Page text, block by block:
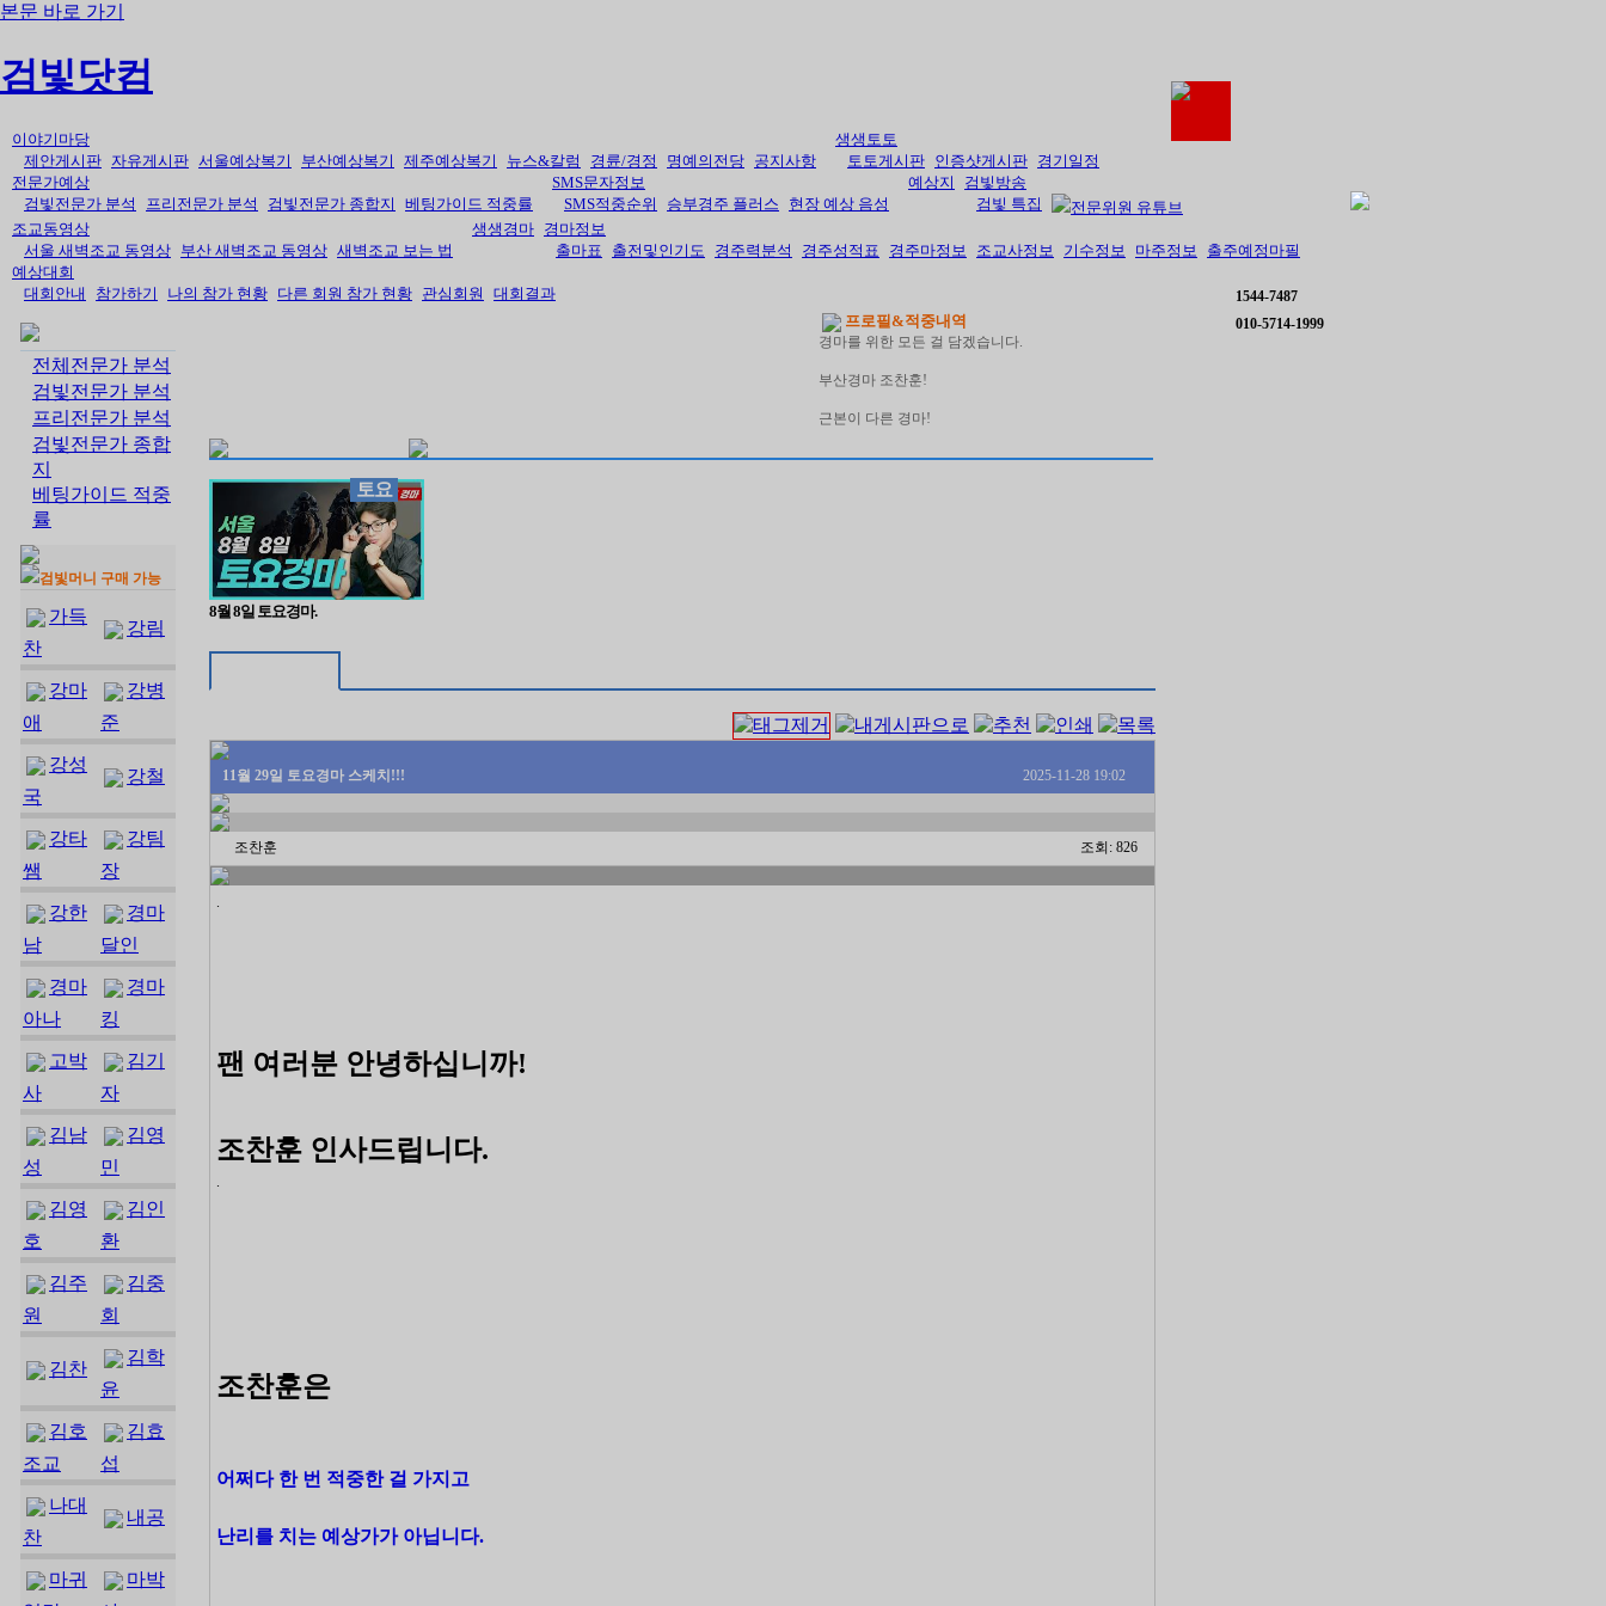
본문 바로 가기
검빛닷컴
이야기마당
제안게시판 자유게시판 서울예상복기 부산예상복기 제주예상복기 뉴스&칼럼 경륜/경정 명예의전당 공지사항
생생토토
토토게시판 인증샷게시판 경기일정
전문가예상
검빛전문가 분석
프리전문가 분석 검빛전문가 종합지 베팅가이드 적중률
SMS문자정보
SMS적중순위
승부경주 플러스 현장 예상 음성
예상지
검빛방송
검빛 특집
전문위원 유튜브
조교동영상
서울 새벽조교 동영상 부산 새벽조교 동영상 새벽조교 보는 법
생생경마 경마정보
출마표
출전및인기도 경주력분석 경주성적표 경주마정보 조교사정보 기수정보 마주정보
출주예정마필
예상대회
대회안내
참가하기 나의 참가 현황 다른 회원 참가 현황 관심회원 대회결과
전체전문가 분석
검빛전문가 분석
프리전문가 분석
검빛전문가 종합
지
베팅가이드 적중
률
검빛머니 구매 가능
가득
찬
강림
강마
애
강병
준
강성
국
강철
강타
쌤
강팀
장
강한
남
경마
달인
경마
아나
경마
킹
고박
사
김기
자
김남
성
김영
민
김영
호
김인
환
김주
원
김중
회
김찬
김학
윤
김호
조교
김효
섭
나대
찬
내공
마귀
마박
프로필&적중내역
경마를 위한 모든 걸 담겠습니다.
부산경마 조찬훈!
근본이 다른 경마!
8월 8일 토요경마.
토요
11월 29일 토요경마 스케치!!! 2025-11-28 19:02
조찬훈 조회: 826
.
팬 여러분 안녕하십니까!
조찬훈 인사드립니다.
.
조찬훈은
어쩌다 한 번 적중한 걸 가지고
난리를 치는 예상가가 아닙니다.
1544-7487
010-5714-1999